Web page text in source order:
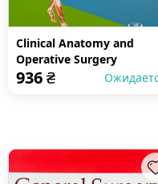
Clinical Anatomy and
Operative Surgery
936₴